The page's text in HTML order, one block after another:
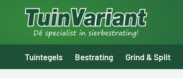
Tuintegels Bestrating Grind & Split